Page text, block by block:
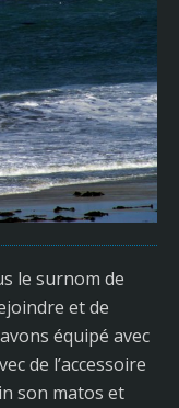
le surnom de
et de
équipé avec
de l’accessoire
son matos et